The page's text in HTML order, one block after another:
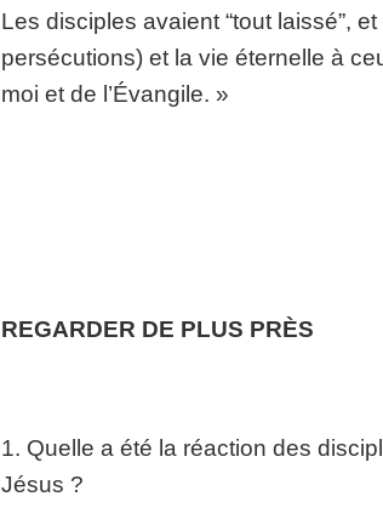
Les disciples avaient “tout laissé”,
persécutions) et la vie éternelle à
moi et de l’Évangile. »
REGARDER DE PLUS PRÈS
1. Quelle a été la réaction des
Jésus ?